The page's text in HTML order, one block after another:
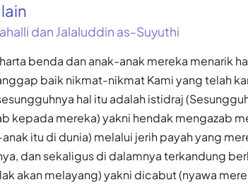
dan Jalaluddin as-Suyuthi
benda dan anak-anak mereka menarik
baik nikmat-nikmat Kami yang telah
hal itu adalah istidraj
kepada mereka) yakni hendak mengazab
itu di dunia) melalui jerih payah yang
dan sekaligus di dalamnya terkandung
akan melayang) yakni dicabut (nyawa